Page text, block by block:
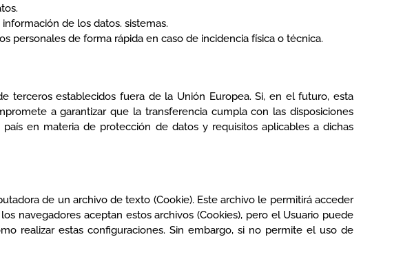
de los datos. sistemas.
personales de forma rápida en caso de incidencia física o técnica.
terceros establecidos fuera de la Unión Europea. Si, en el futuro, esta
a garantizar que la transferencia cumpla con las disposiciones
en materia de protección de datos y requisitos aplicables a dichas
de un archivo de texto (Cookie). Este archivo le permitirá acceder
navegadores aceptan estos archivos (Cookies), pero el Usuario puede
realizar estas configuraciones. Sin embargo, si no permite el uso de